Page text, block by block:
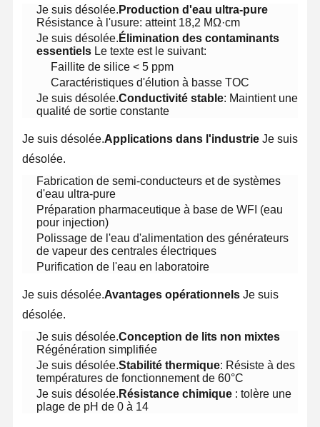
Accueil Produits Vidéos
À Propos De
Visite De
L'usine
Contrôle
Qualité
Nous
Les Affaires
Demandez
Un Devis
Système d'eau ultrapure de laboratoire
Machine Ultrapure de l'eau
système de purification de l'eau ultrapure
Je suis désolée. Production d'eau ultra-pure
Résistance à l'usure: atteint 18,2 MΩ·cm
Je suis désolée. Élimination des contaminants
essentiels Le texte est le suivant:
Faillite de silice < 5 ppm
Caractéristiques d'élution à basse TOC
Je suis désolée.Conductivité stable: Maintient une
qualité de sortie constante
Je suis désolée.Applications dans l'industrie Je suis
désolée.
Fabrication de semi-conducteurs et de systèmes
d'eau ultra-pure
Préparation pharmaceutique à base de WFI (eau
pour injection)
Polissage de l'eau d'alimentation des générateurs
de vapeur des centrales électriques
Purification de l'eau en laboratoire
Je suis désolée.Avantages opérationnels Je suis
désolée.
Je suis désolée.Conception de lits non mixtes
Régénération simplifiée
Je suis désolée.Stabilité thermique: Résiste à des
températures de fonctionnement de 60°C
Je suis désolée. Résistance chimique : tolère une
plage de pH de 0 à 14